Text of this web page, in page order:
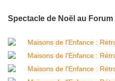
Spectacle de Noël au Forum